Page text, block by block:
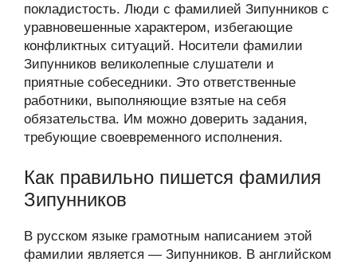
покладистость. Люди с фамилией Зипунников с
уравновешенные характером, избегающие
конфликтных ситуаций. Носители фамилии
Зипунников великолепные слушатели и
приятные собеседники. Это ответственные
работники, выполняющие взятые на себя
обязательства. Им можно доверить задания,
требующие своевременного исполнения.
Как правильно пишется фамилия
Зипунников
В русском языке грамотным написанием этой
фамилии является — Зипунников. В английском